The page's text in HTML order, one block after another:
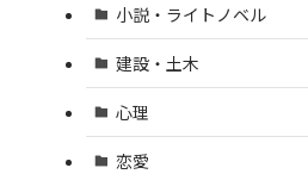
小説・ライトノベル
建設・土木
心理
恋愛